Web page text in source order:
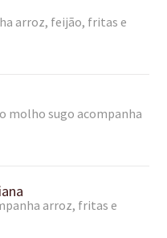
arroz, feijão, fritas e
molho sugo acompanha
arroz, fritas e